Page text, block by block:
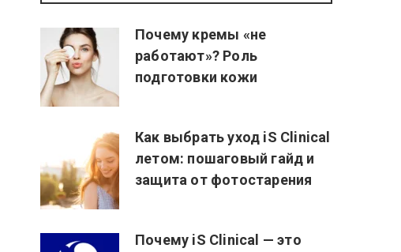
Почему кремы «не
работают»? Роль
подготовки кожи
Как выбрать уход iS Clinical
летом: пошаговый гайд и
защита от фотостарения
Почему iS Clinical — это